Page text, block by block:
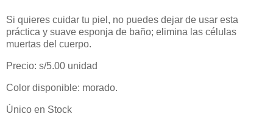
Si quieres cuidar tu piel, no puedes dejar de usar esta
práctica y suave esponja de baño; elimina las células
muertas del cuerpo.
Precio: s/5.00 unidad
Color disponible: morado.
Único en Stock